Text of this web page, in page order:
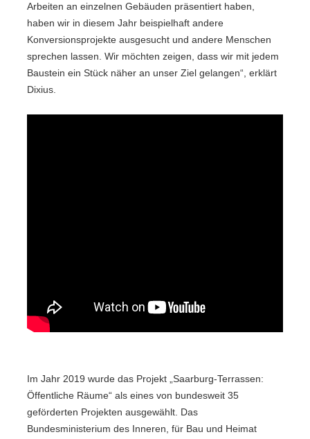
Arbeiten an einzelnen Gebäuden präsentiert haben,
haben wir in diesem Jahr beispielhaft andere
Konversionsprojekte ausgesucht und andere Menschen
sprechen lassen. Wir möchten zeigen, dass wir mit jedem
Baustein ein Stück näher an unser Ziel gelangen“, erklärt
Dixius.
Im Jahr 2019 wurde das Projekt „Saarburg-Terrassen:
Öffentliche Räume“ als eines von bundesweit 35
geförderten Projekten ausgewählt. Das
Bundesministerium des Inneren, für Bau und Heimat